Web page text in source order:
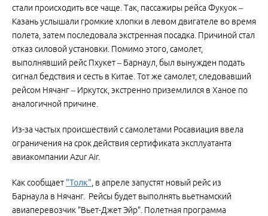
стали происходить все чаще. Так, пассажиры рейса Фукуок –
Казань услышали громкие хлопки в левом двигателе во время
полета, затем последовала экстренная посадка. Причиной стал
отказ силовой установки. Помимо этого, самолет,
выполнявший рейс Пхукет – Барнаул, был вынужден подать
сигнал бедствия и сесть в Китае. Тот же самолет, следовавший
рейсом Нячанг – Иркутск, экстренно приземлился в Ханое по
аналогичной причине.
Из-за частых происшествий с самолетами Росавиация ввела
ограничения на срок действия сертификата эксплуатанта
авиакомпании Azur Air.
Как сообщает "Толк", в апреле запустят новый рейс из
Барнаула в Нячанг. Рейсы будет выполнять вьетнамский
авиаперевозчик "Вьет-Джет Эйр". Полетная программа